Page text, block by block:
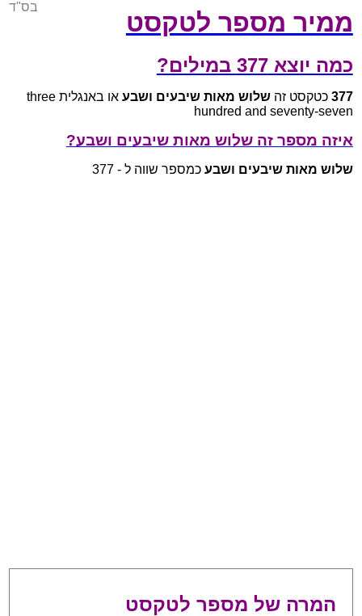
ממיר מספר לטקסט
בס"ד
כמה יוצא 377 במילים?
377 כטקסט זהשלוש מאות שיבעים ושבע
או באנגלית three
hundred and seventy-seven
איזה מספר זה שלוש מאות שיבעים ושבע?
שלוש מאות שיבעים ושבע כמספר שווה ל - 377
המרה של מספר לטקסט